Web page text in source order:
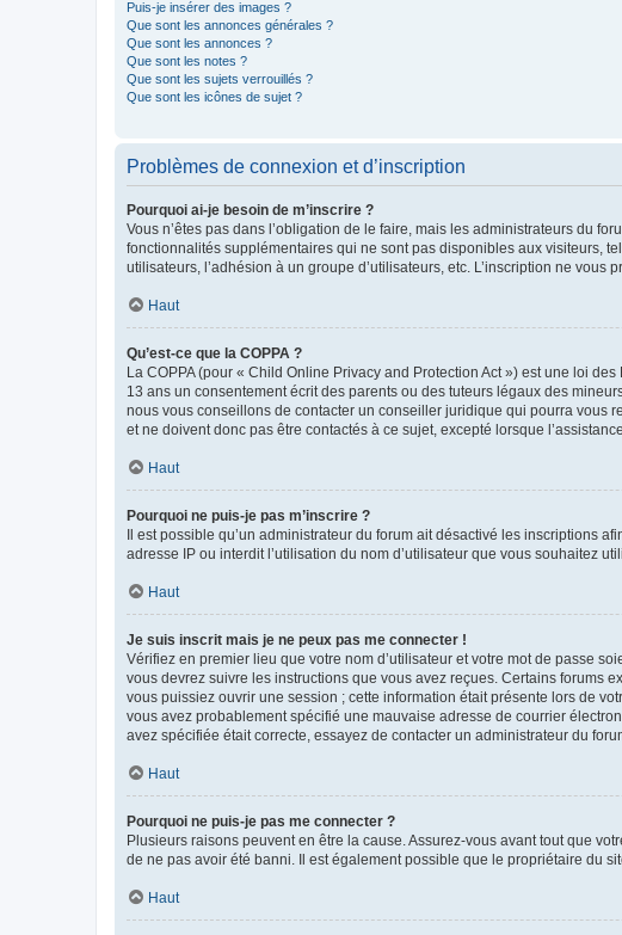
Puis-je insérer des images ?
Que sont les annonces générales ?
Que sont les annonces ?
Que sont les notes ?
Que sont les sujets verrouillés ?
Que sont les icônes de sujet ?
Problèmes de connexion et d’inscription
Pourquoi ai-je besoin de m’inscrire ?
Vous n’êtes pas dans l’obligation de le faire, mais les administrateurs du
fonctionnalités supplémentaires qui ne sont pas disponibles aux visiteurs,
utilisateurs, l’adhésion à un groupe d’utilisateurs, etc. L’inscription ne vous
Haut
Qu’est-ce que la COPPA ?
La COPPA (pour « Child Online Privacy and Protection Act ») est une loi
13 ans un consentement écrit des parents ou des tuteurs légaux des
nous vous conseillons de contacter un conseiller juridique qui pourra vous
et ne doivent donc pas être contactés à ce sujet, excepté lorsque
Haut
Pourquoi ne puis-je pas m’inscrire ?
Il est possible qu’un administrateur du forum ait désactivé les inscriptions
adresse IP ou interdit l’utilisation du nom d’utilisateur que vous souhaitez
Haut
Je suis inscrit mais je ne peux pas me connecter !
Vérifiez en premier lieu que votre nom d’utilisateur et votre mot de passe
vous devrez suivre les instructions que vous avez reçues. Certains forums
vous puissiez ouvrir une session ; cette information était présente lors de
vous avez probablement spécifié une mauvaise adresse de courrier
avez spécifiée était correcte, essayez de contacter un administrateur du
Haut
Pourquoi ne puis-je pas me connecter ?
Plusieurs raisons peuvent en être la cause. Assurez-vous avant tout que
de ne pas avoir été banni. Il est également possible que le propriétaire du
Haut